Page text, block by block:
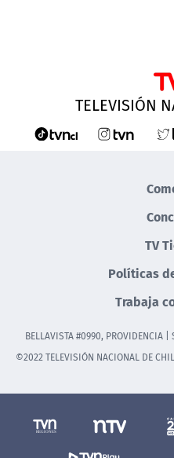
TELEVISIÓN
TV
Políticas
Trabaja
BELLAVISTA #0990, PROVIDENCIA |
©2022 TELEVISIÓN NACIONAL DE